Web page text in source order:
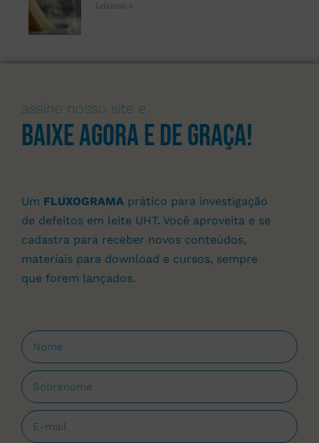
Leia mais »
assine nosso site e
Baixe agora e de graça!
Um FLUXOGRAMA prático para investigação
de defeitos em leite UHT. Você aproveita e se
cadastra para receber novos conteúdos,
materiais para download e cursos, sempre
que forem lançados.